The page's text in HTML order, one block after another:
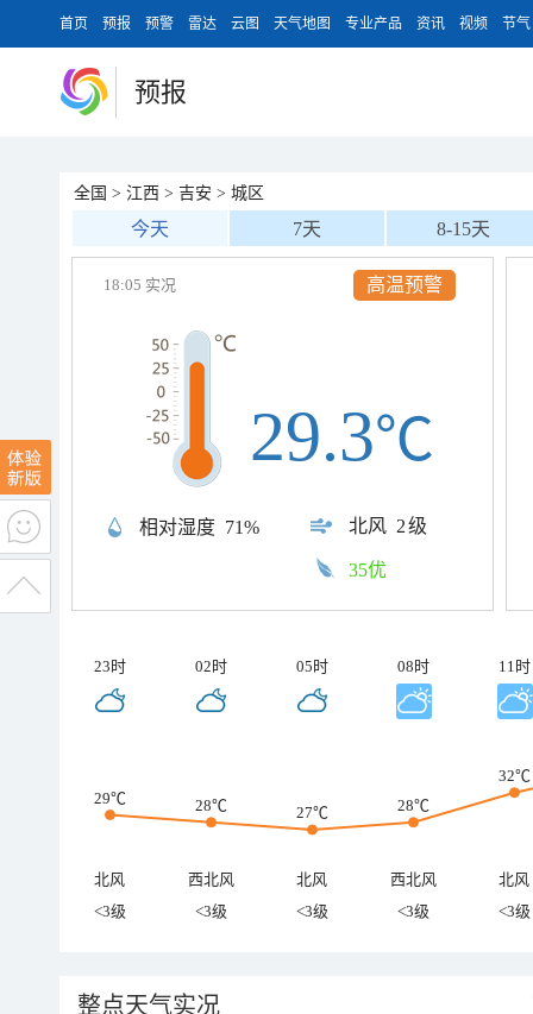
首页 预报 预警 雷达 云图 天气地图 专业产品 资讯 视频 节气
预报
全国 > 江西 > 吉安 > 城区
今天 7天 8-15天
雷电预警
18:05 实况
相对湿度 71% 北风 2级
29.3℃
35优
23时 02时 05时 08时 11时
29℃ 28℃ 27℃ 28℃
32℃
北风 西北风 北风 西北风
北风
<3级
<3级 <3级 <3级 <3级
整点天气实况